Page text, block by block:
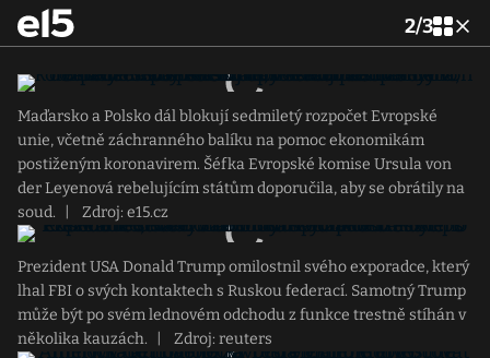
2/3
Maďarsko a Polsko dál blokují sedmiletý rozpočet Evropské
unie, včetně záchranného balíku na pomoc ekonomikám
postiženým koronavirem. Šéfka Evropské komise Ursula von
der Leyenová rebelujícím státům doporučila, aby se obrátily na
soud.
Zdroj: e15.cz
Prezident USA Donald Trump omilostnil svého exporadce, který
lhal FBI o svých kontaktech s Ruskou federací. Samotný Trump
může být po svém lednovém odchodu z funkce trestně stíhán v
několika kauzách.
Zdroj: reuters